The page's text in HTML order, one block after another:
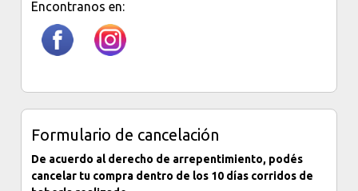
Encontranos en:
Formulario de cancelación
De acuerdo al derecho de arrepentimiento, podés
cancelar tu compra dentro de los 10 días corridos de